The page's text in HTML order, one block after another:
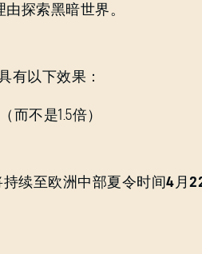
探索黑暗世界。
有以下效果：
而不是1.5倍）
续至欧洲中部夏令时间4月